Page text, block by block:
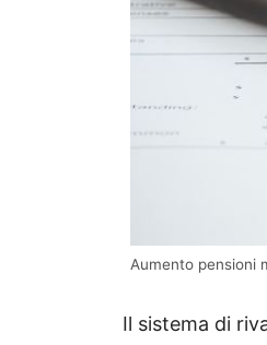
Aumento pensioni
Il sistema di